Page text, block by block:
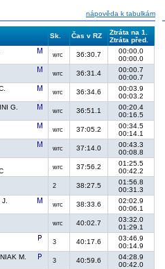
nápověda k tabulkám
Sk. Čas v RZ
Ztráta na 1.
Ztráta před.
wrc 36:30.7
00:00.0
00:00.0
wrc 36:31.4
00:00.7
00:00.7
wrc 36:34.6
00:03.9
00:03.2
G.
wrc 36:51.1
00:20.4
00:16.5
wrc 37:05.2
00:34.5
00:14.1
wrc 37:14.0
00:43.3
00:08.8
wrc 37:56.2
01:25.5
00:42.2
2 38:27.5
01:56.8
00:31.3
J.
wrc 38:33.6
02:02.9
00:06.1
wrc 40:02.7
03:32.0
01:29.1
3 40:17.6
03:46.9
00:14.9
M.
3 40:59.6
04:28.9
00:42.0